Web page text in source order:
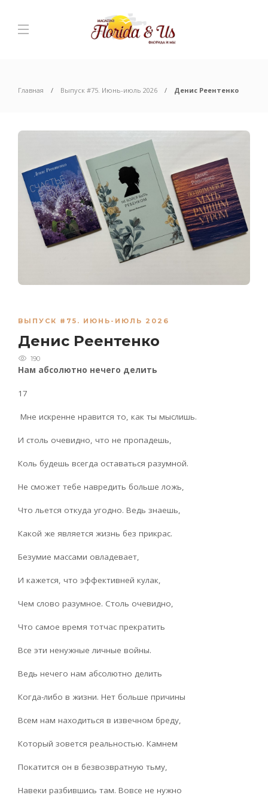
Главная Выпуск #75. Июнь-июль 2026 Денис Реентенко
ВЫПУСК #75. ИЮНЬ-ИЮЛЬ 2026
Денис Реентенко
190
Нам абсолютно нечего делить
17
Мне искренне нравится то, как ты мыслишь.
И столь очевидно, что не пропадешь,
Коль будешь всегда оставаться разумной.
Не сможет тебе навредить больше ложь,
Что льется откуда угодно. Ведь знаешь,
Какой же является жизнь без прикрас.
Безумие массами овладевает,
И кажется, что эффективней кулак,
Чем слово разумное. Столь очевидно,
Что самое время тотчас прекратить
Все эти ненужные личные войны.
Ведь нечего нам абсолютно делить
Когда-либо в жизни. Нет больше причины
Всем нам находиться в извечном бреду,
Который зовется реальностью. Камнем
Покатится он в безвозвратную тьму,
Навеки разбившись там. Вовсе не нужно